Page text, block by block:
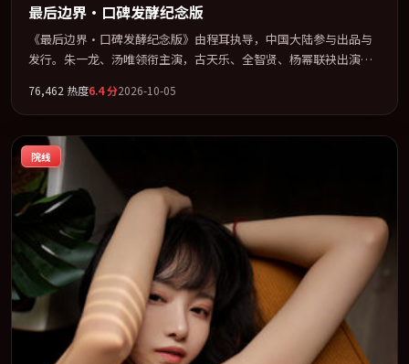
最后边界·口碑发酵纪念版
《最后边界·口碑发酵纪念版》由程耳执导，中国大陆参与出品与
发行。朱一龙、汤唯领衔主演，古天乐、全智贤、杨幂联袂出演。
骨架，在叙事、表演与视听上力求统一。定于 2026-01-21 在内地院
线及主流平台同步亮相，2026 年度话题片中口碑稳健，适合喜欢强
情节与人物弧光的观众完整观看。
76,462 热度6.4分2026-10-05
院线